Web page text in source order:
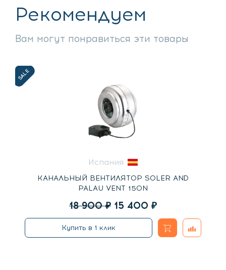
Рекомендуем
Вам могут понравиться эти товары
SALE
Испания
КАНАЛЬНЫЙ ВЕНТИЛЯТОР SOLER AND
PALAU VENT 150N
18 900₽ Первоначальная
цена
составляла
15 400 ₽Текущая
цена:
15
Купить в 1 клик
В
корзину
Добавить
к